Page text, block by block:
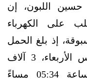
حسين اللبون، إن
على الكهرباء
إذ بلغ الحمل
الأقصى للنظام الكهربائي، أمس الأربعاء، 3 آلاف
و810 ميغاواط/ساعة عند الساعة 05:34 مساءً